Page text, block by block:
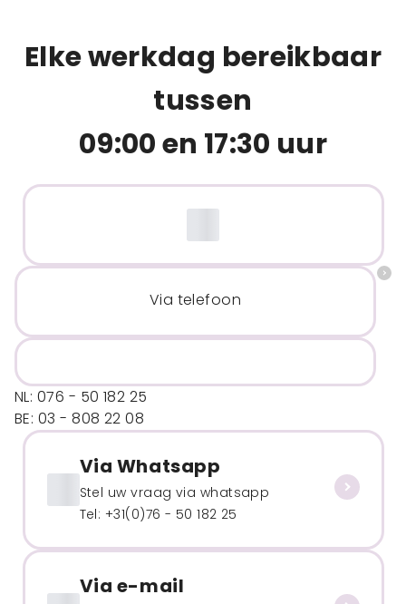
Elke werkdag bereikbaar
tussen
09:00 en 17:30 uur
Via telefoon
NL: 076 - 50 182 25
BE: 03 - 808 22 08
Via Whatsapp
Stel uw vraag via whatsapp
Tel: +31(0)76 - 50 182 25
Via e-mail